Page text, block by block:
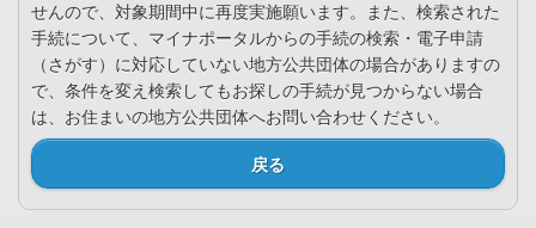
せんので、対象期間中に再度実施願います。また、検索された
手続について、マイナポータルからの手続の検索・電子申請
（さがす）に対応していない地方公共団体の場合がありますの
で、条件を変え検索してもお探しの手続が見つからない場合
は、お住まいの地方公共団体へお問い合わせください。
戻る